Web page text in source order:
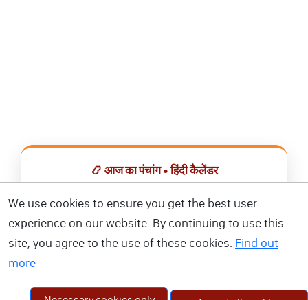
📿 आज का पंचांग • हिंदी कैलेंडर
📅 हिंदी कैलेंडर ऐप डाउनलोड करें
We use cookies to ensure you get the best user
experience on our website. By continuing to use this
site, you agree to the use of these cookies. Find out
more